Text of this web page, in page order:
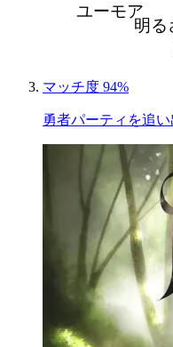
明る
ユーモア
マッチ度 94%
勇者パーティを追